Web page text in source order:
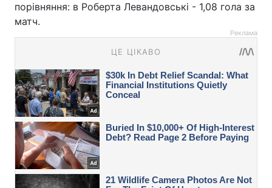
порівняння: в Роберта Левандовські - 1,08 гола за
матч.
Реклама